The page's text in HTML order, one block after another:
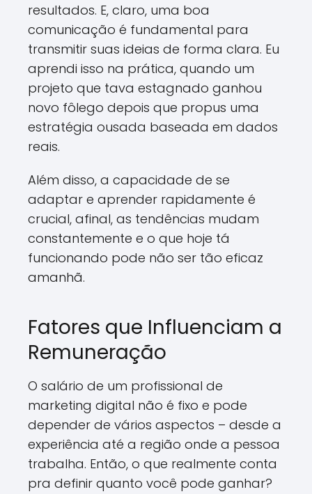
resultados. E, claro, uma boa
comunicação é fundamental para
transmitir suas ideias de forma clara. Eu
aprendi isso na prática, quando um
projeto que tava estagnado ganhou
novo fôlego depois que propus uma
estratégia ousada baseada em dados
reais.
Além disso, a capacidade de se
adaptar e aprender rapidamente é
crucial, afinal, as tendências mudam
constantemente e o que hoje tá
funcionando pode não ser tão eficaz
amanhã.
Fatores que Influenciam a
Remuneração
O salário de um profissional de
marketing digital não é fixo e pode
depender de vários aspectos – desde a
experiência até a região onde a pessoa
trabalha. Então, o que realmente conta
pra definir quanto você pode ganhar?